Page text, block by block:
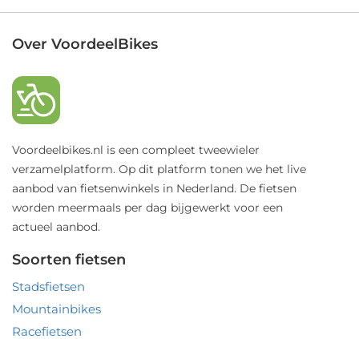
Over VoordeelBikes
Voordeelbikes.nl is een compleet tweewieler
verzamelplatform. Op dit platform tonen we het live
aanbod van fietsenwinkels in Nederland. De fietsen
worden meermaals per dag bijgewerkt voor een
actueel aanbod.
Soorten fietsen
Stadsfietsen
Mountainbikes
Racefietsen